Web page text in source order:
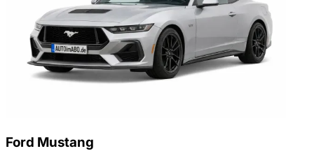
Ford Mustang